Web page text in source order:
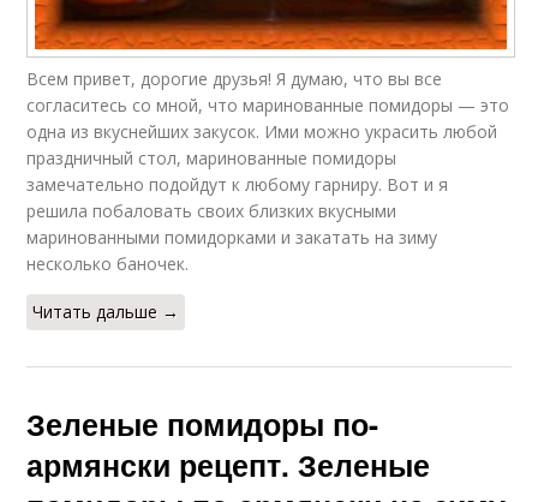
Всем привет, дорогие друзья! Я думаю, что вы все
согласитесь со мной, что маринованные помидоры — это
одна из вкуснейших закусок. Ими можно украсить любой
праздничный стол, маринованные помидоры
замечательно подойдут к любому гарниру. Вот и я
решила побаловать своих близких вкусными
маринованными помидорками и закатать на зиму
несколько баночек.
Читать дальше →
Зеленые помидоры по-
армянски рецепт. Зеленые